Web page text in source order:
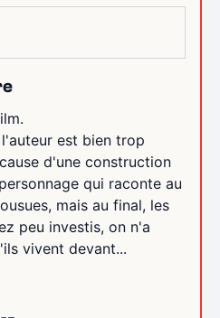
est bien trop
d'une construction
qui raconte au
mais au final, les
peu investis, on n'a
vivent devant...